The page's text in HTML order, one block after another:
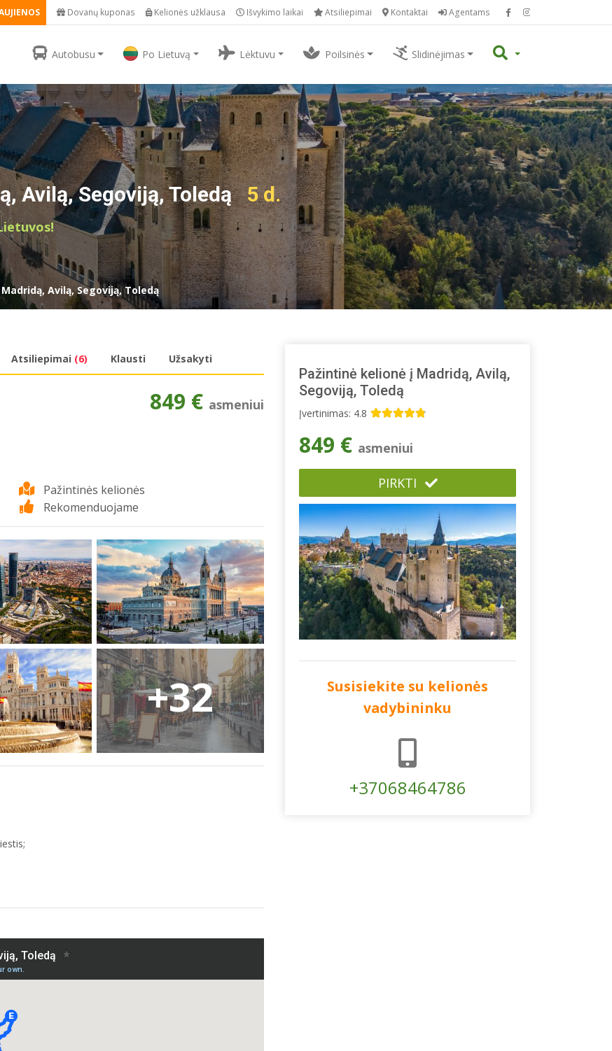
Dovanų kuponas Kelionės užklausa Išvykimo laikai Atsiliepimai Kontaktai Agentams
Autobusu Po Lietuvą Lėktuvu Poilsinės Slidinėjimas
Avilą, Segoviją, Toledą 5 d.
Avilą, Segoviją, Toledą
Atsiliepimai (6) Klausti Užsakyti
849 € asmeniui
Pažintinės kelionės
Rekomenduojame
+32
Pažintinė kelionė į Madridą, Avilą,
Segoviją, Toledą
Įvertinimas: 4.8
849 € asmeniui
PIRKTI
Susisiekite su kelionės
vadybininku
+37068464786